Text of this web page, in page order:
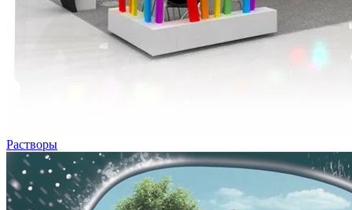
Растворы